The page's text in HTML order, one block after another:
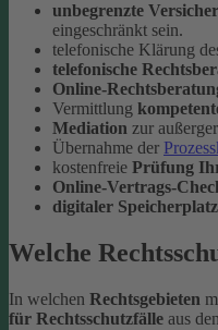
unbegrenzte
eingeschränkt sein.
telefonische Klärung
telefonische
Online-
Vermittlung
Mediation zur
Übernahme der
kostenfreie Prüfung
Online-Vertrags-
digitaler Speicherplatz
Welche
In welchen Rechtsgebieten
für Rechtsschutzfälle aus